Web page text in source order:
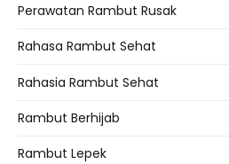
Perawatan Rambut Rusak
Rahasa Rambut Sehat
Rahasia Rambut Sehat
Rambut Berhijab
Rambut Lepek